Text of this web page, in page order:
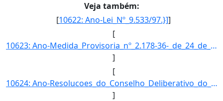
Veja também:
[10622: Ano-Lei_Nº_9.533/97.}]]
[
10623: Ano-Medida_Provisoria_nº_2.178-36-_de_24_de_agosto_de_2001.}]
]
[
10624: Ano-Resolucoes_do_Conselho_Deliberativo_do_FNDE.}]
]